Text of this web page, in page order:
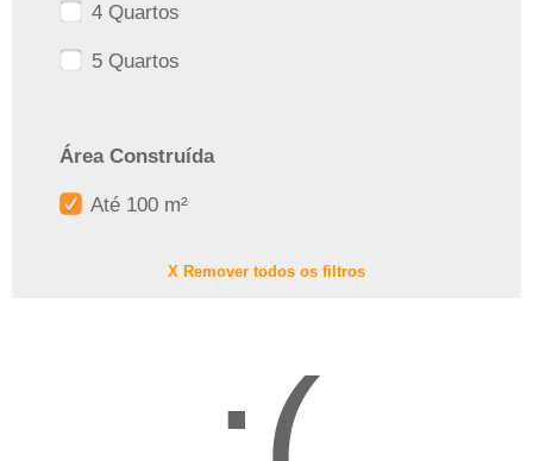
4 Quartos
5 Quartos
Área Construída
Até 100 m²
X Remover todos os filtros